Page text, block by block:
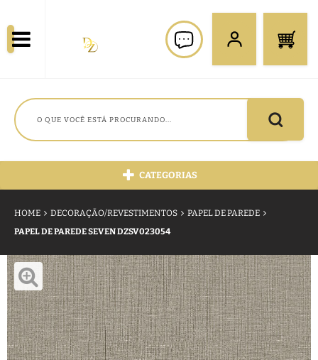
CATEGORIAS
HOME DECORAÇÃO/REVESTIMENTOS
PAPEL DE PAREDE
PAPEL DE PAREDE SEVEN DZSV023054